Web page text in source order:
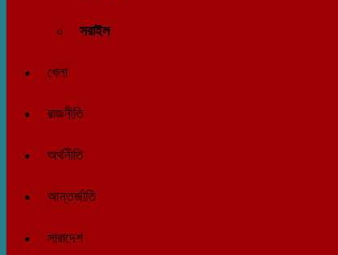
সরাইল
খেলা
রাজনীতি
অর্থনীতি
আন্তর্জাতি
সারাদেশ